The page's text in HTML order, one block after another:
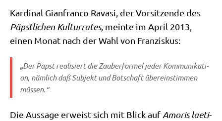
Kar­di­nal Gian­fran­co Rava­si, der Vor­sit­zen­de des
Päpst­li­chen Kul­tur­ra­tes, mein­te im April 2013,
einen Monat nach der Wahl von Franziskus:
„Der Papst rea­li­siert die Zau­ber­for­mel jeder Kom­mu­ni­ka­ti­
on, näm­lich daß Sub­jekt und Bot­schaft über­ein­stim­men
müssen.“
Die Aus­sa­ge erweist sich mit Blick auf Amo­ris lae­ti­